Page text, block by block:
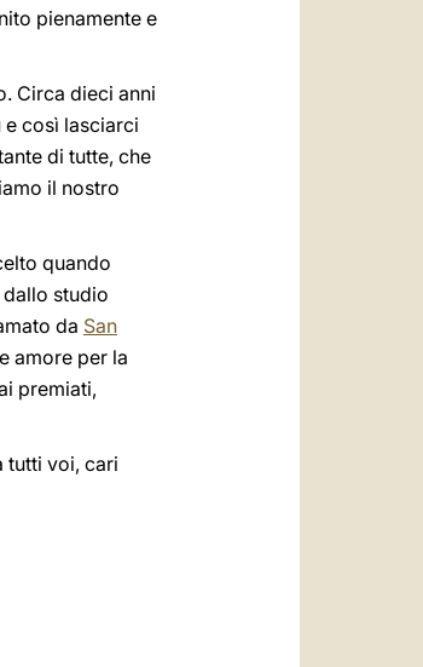
pienamente e
Circa dieci anni
così lasciarci
di tutte, che
il nostro
quando
studio
da San
amore per la
premiati,
tutti voi, cari